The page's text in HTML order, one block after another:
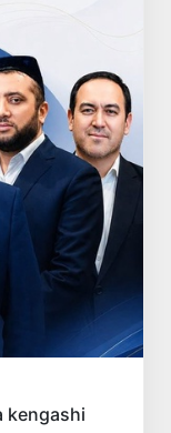
kengashi